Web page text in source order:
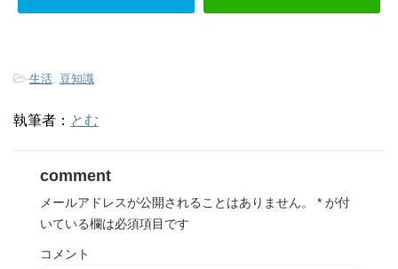
-生活, 豆知識
執筆者： とむ
comment
メールアドレスが公開されることはありません。 * が付
いている欄は必須項目です
コメント